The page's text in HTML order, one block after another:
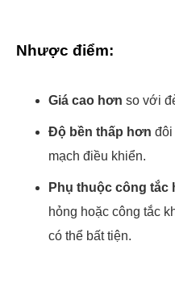
Nhược điểm:
Giá cao hơn so với
Độ bền thấp hơn đôi
mạch điều khiển.
Phụ thuộc công tắc
hỏng hoặc công tắc
có thể bất tiện.